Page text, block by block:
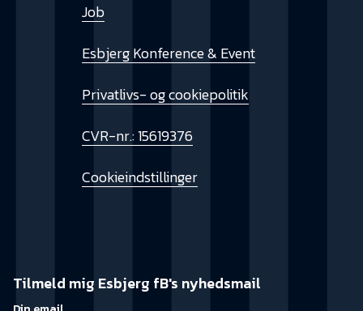
Job
Esbjerg Konference & Event
Privatlivs- og cookiepolitik
CVR-nr.: 15619376
Cookieindstillinger
Tilmeld mig Esbjerg fB's nyhedsmail